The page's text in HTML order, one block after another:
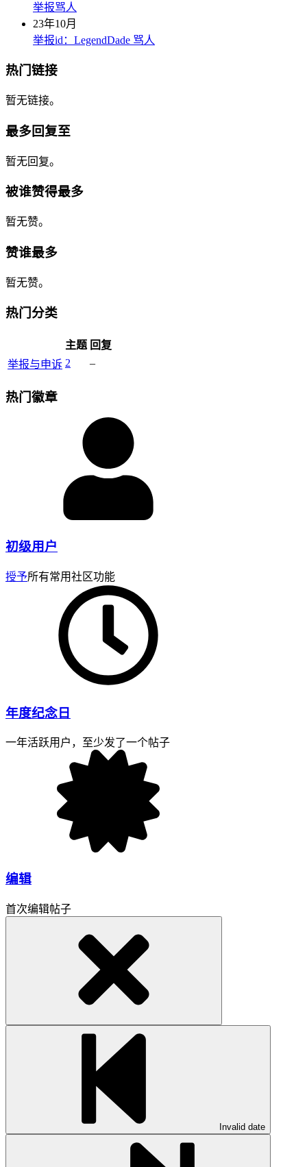
举报骂人
23年10月
举报id：LegendDade 骂人
热门链接
暂无链接。
最多回复至
暂无回复。
被谁赞得最多
暂无赞。
赞谁最多
暂无赞。
热门分类
主题 回复
举报与申诉 2 –
热门徽章
初级用户
授予所有常用社区功能
年度纪念日
一年活跃用户，至少发了一个帖子
编辑
首次编辑帖子
Invalid date